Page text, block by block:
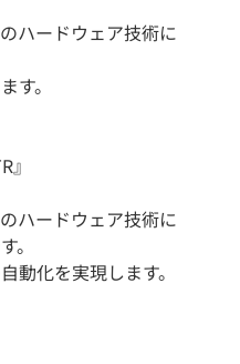
ハードウェア技術に
す。
ハードウェア技術に
。
動化を実現します。